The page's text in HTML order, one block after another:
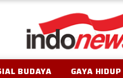
BUDAYA GAYA HIDUP